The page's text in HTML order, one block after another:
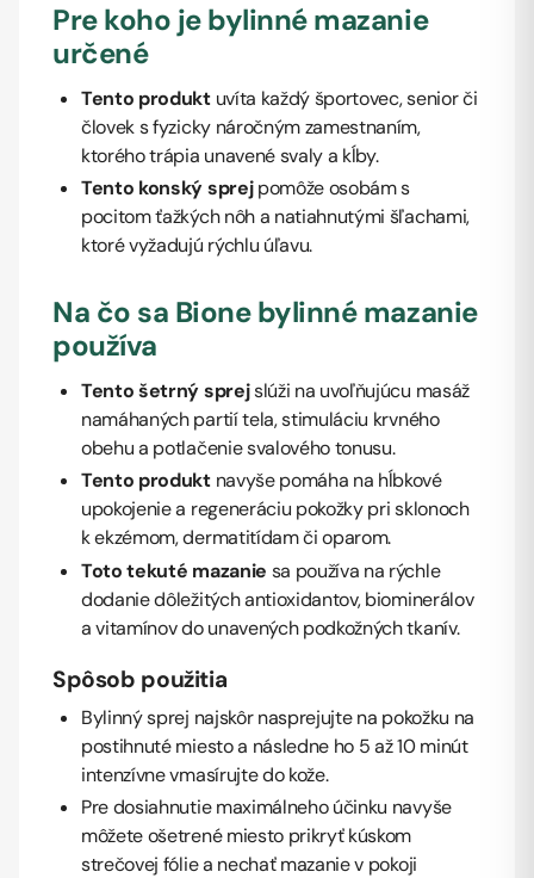
Pre koho je bylinné mazanie
určené
Tento produktuvíta každý športovec, senior či
človek s fyzicky náročným zamestnaním,
ktorého trápia unavené svaly a kĺby.
Tento konský sprejpomôže osobám s
pocitom ťažkých nôh a natiahnutými šľachami,
ktoré vyžadujú rýchlu úľavu.
Na čo sa Bione bylinné mazanie
používa
Tento šetrný sprejslúži na uvoľňujúcu masáž
namáhaných partií tela, stimuláciu krvného
obehu a potlačenie svalového tonusu.
Tento produktnavyše pomáha na hĺbkové
upokojenie a regeneráciu pokožky pri sklonoch
k ekzémom, dermatitídam či oparom.
Toto tekuté mazanie sa používa na rýchle
dodanie dôležitých antioxidantov, biominerálov
a vitamínov do unavených podkožných tkanív.
Spôsob použitia
Bylinný sprej najskôr nasprejujte na pokožku na
postihnuté miesto a následne ho 5 až 10 minút
intenzívne vmasírujte do kože.
Pre dosiahnutie maximálneho účinku navyše
môžete ošetrené miesto prikryť kúskom
strečovej fólie a nechať mazanie v pokoji